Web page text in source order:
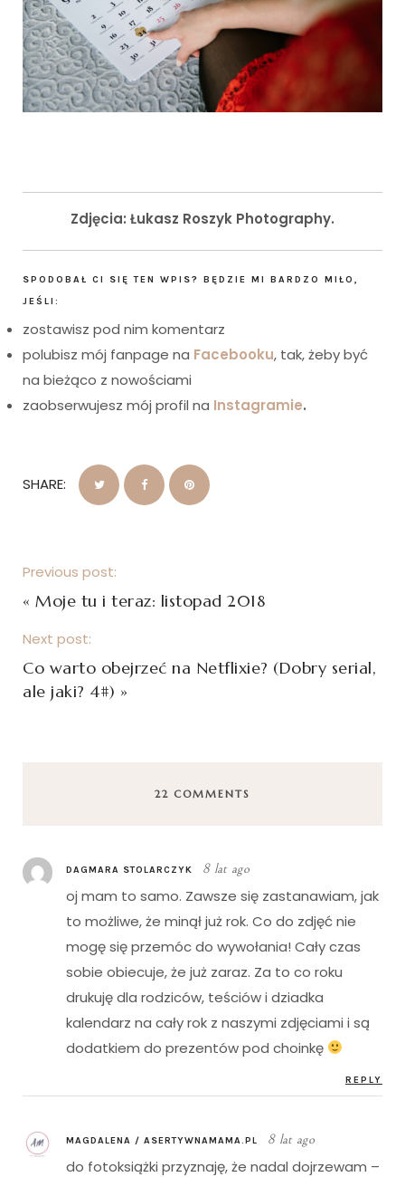
Zdjęcia: Łukasz Roszyk Photography.
SPODOBAŁ CI SIĘ TEN WPIS? BĘDZIE MI BARDZO MIŁO,
JEŚLI:
zostawisz pod nim komentarz
polubisz mój fanpage na Facebooku, tak, żeby być
na bieżąco z nowościami
zaobserwujesz mój profil na Instagramie.
SHARE:
Previous post:
« Moje tu i teraz: listopad 2018
Next post:
Co warto obejrzeć na Netflixie? (Dobry serial,
ale jaki? 4#) »
22 COMMENTS
DAGMARA STOLARCZYK 8 lat ago
oj mam to samo. Zawsze się zastanawiam, jak
to możliwe, że minął już rok. Co do zdjęć nie
mogę się przemóc do wywołania! Cały czas
sobie obiecuje, że już zaraz. Za to co roku
drukuję dla rodziców, teściów i dziadka
kalendarz na cały rok z naszymi zdjęciami i są
dodatkiem do prezentów pod choinkę
REPLY
MAGDALENA / ASERTYWNAMAMA.PL 8 lat ago
do fotoksiążki przyznaję, że nadal dojrzewam –